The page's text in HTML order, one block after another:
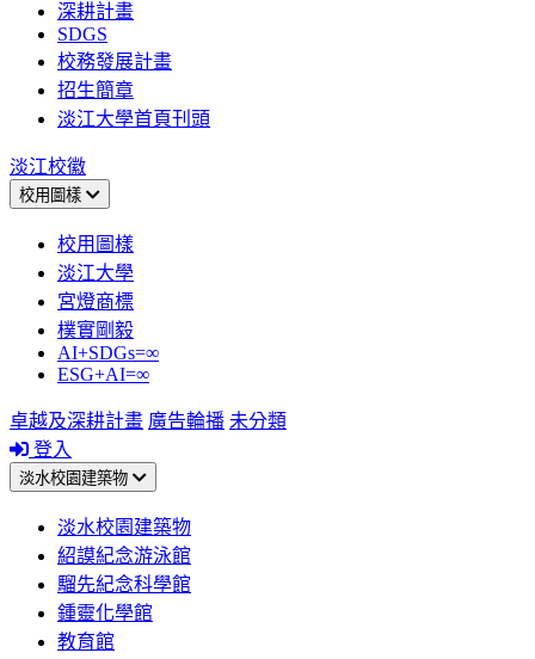
深耕計畫
SDGS
校務發展計畫
招生簡章
淡江大學首頁刊頭
淡江校徽
校用圖樣
校用圖樣
淡江大學
宮燈商標
樸實剛毅
AI+SDGs=∞
ESG+AI=∞
卓越及深耕計畫 廣告輪播 未分類
登入
淡水校園建築物
淡水校園建築物
紹謨紀念游泳館
騮先紀念科學館
鍾靈化學館
教育館